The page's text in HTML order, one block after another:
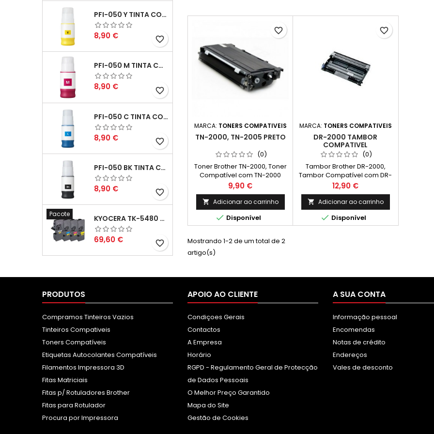
PFI-050 Y TINTA COMPATÍVEL AMARELO
Preço
8,90 € favorite_border
PFI-050 M TINTA COMPATÍVEL MAGENTA
Preço
8,90 € favorite_border
PFI-050 C TINTA COMPATÍVEL CIANO
Preço
8,90 € favorite_border
PFI-050 BK TINTA COMPATÍVEL PRETA
Preço
8,90 € favorite_border
Pacote KYOCERA TK-5480 PACK TONERS COMPATÍVEIS
Preço
69,60 € favorite_border
MARCA: TONERS COMPATIVEIS
TN-2000, TN-2005 PRETO
(0)
Toner Brother TN-2000, Toner
Compatível com TN-2000
Preto Compatível com Brother
HL-2030, HL-2032, HL-2040, HL-
2070N, DCP-7010, DCP-7010L,
DCP-7025, DCP-7025N, MFC-
7225N, MFC-7420, MFC-7820N,
FAX-2820, FAX-2825, FAX-2920
Preço
9,90 €
 Adicionar ao carrinho
 Disponível
favorite_border
MARCA: TONERS COMPATIVEIS
DR-2000 TAMBOR
COMPATIVEL
(0)
Tambor Brother DR-2000,
Tambor Compatível com DR-
2000 Drum Compatível com
Brother HL-2030, HL-2032, HL-
2040, HL-2070N, DCP-7010,
DCP-7010L, DCP-7025, DCP-
7025N, MFC-7225N, MFC-7420,
MFC-7820N, FAX-2820, FAX-
Preço
12,90 €
 Adicionar ao carrinho
 Disponível
favorite_border
Mostrando 1-2 de um total de 2
artigo(s)
PRODUTOS
Compramos Tinteiros Vazios
Tinteiros Compativeis
Toners Compatíveis
Etiquetas Autocolantes Compatíveis
Filamentos Impressora 3D
Fitas Matriciais
Fitas p/ Rotuladores Brother
Fitas para Rotulador
Procura por Impressora
APOIO AO CLIENTE
Condiçoes Gerais
Contactos
A Empresa
Horário
RGPD - Regulamento Geral de Protecção
de Dados Pessoais
O Melhor Preço Garantido
Mapa do Site
Gestão de Cookies
A SUA CONTA
Informação pessoal
Encomendas
Notas de crédito
Endereços
Vales de desconto